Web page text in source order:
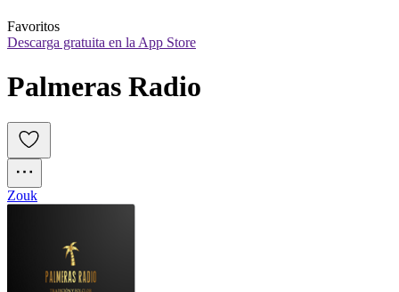
Favoritos
Descarga gratuita en la App Store
Zouk